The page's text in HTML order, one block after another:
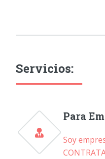
Servicios:
Para
Soy